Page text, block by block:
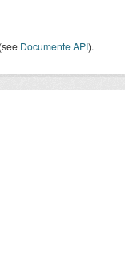
(see Documente API).